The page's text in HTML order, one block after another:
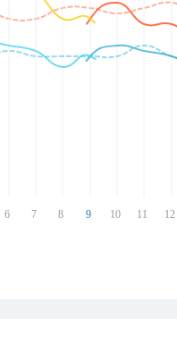
6 7 8 9 10 11 12